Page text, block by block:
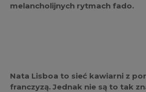
melancholijnych rytmach fado.
Nata Lisboa to sieć kawiarni z
franczyzą. Jednak nie są to tak